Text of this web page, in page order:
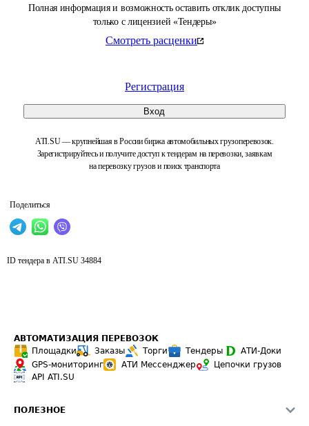
Полная информация и возможность оставить отклик доступны
только с лицензией «Тендеры»
Смотреть расценки
Регистрация
Вход
ATI.SU — крупнейшая в России биржа автомобильных грузоперевозок.
Зарегистрируйтесь и получите доступ к тендерам на перевозки, заявкам
на перевозку грузов и поиск транспорта
Поделиться
ID тендера в ATI.SU 34884
АВТОМАТИЗАЦИЯ ПЕРЕВОЗОК
Площадки
Заказы Торги Тендеры
АТИ-Доки
GPS-мониторинг
АТИ Мессенджер
Цепочки грузов
API ATI.SU
ПОЛЕЗНОЕ